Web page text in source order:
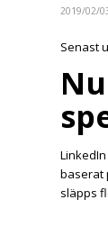
2019/02/
Senast
baserat
släpps